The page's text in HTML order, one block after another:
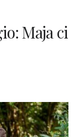
Maja ci